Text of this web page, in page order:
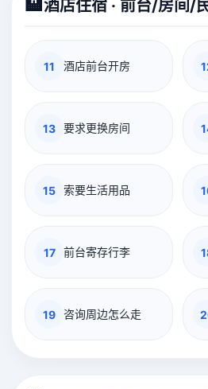
酒店住宿 · 前台/房间/
11 酒店前台开房
13 要求更换房间
15 索要生活用品
17 前台寄存行李
19 咨询周边怎么走